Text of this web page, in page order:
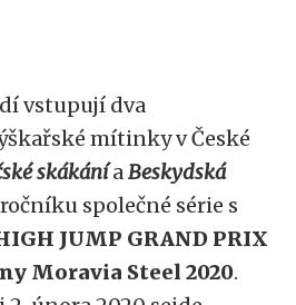
vstupují dva
mítinky v České
skákáníaBeskydská
společné série s
JUMP GRAND PRIX
Moravia Steel 2020.